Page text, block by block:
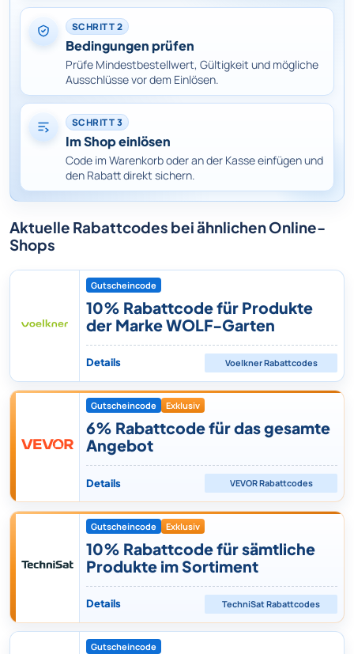
SCHRITT 2
Bedingungen prüfen
Prüfe Mindestbestellwert, Gültigkeit und mögliche
Ausschlüsse vor dem Einlösen.
SCHRITT 3
Im Shop einlösen
Code im Warenkorb oder an der Kasse einfügen und
den Rabatt direkt sichern.
Aktuelle Rabattcodes bei ähnlichen Online-
Shops
Gutscheincode
10% Rabattcode für Produkte
der Marke WOLF-Garten
Details VoelknerRabattcodes
Gutscheincode Exklusiv
6% Rabattcode für das gesamte
Angebot
Details VEVORRabattcodes
Gutscheincode Exklusiv
10% Rabattcode für sämtliche
Produkte im Sortiment
Details TechniSatRabattcodes
Gutscheincode